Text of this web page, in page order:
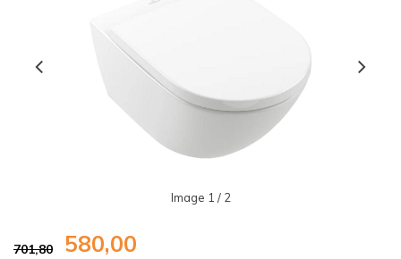
Image 1 / 2
701,80 580,00